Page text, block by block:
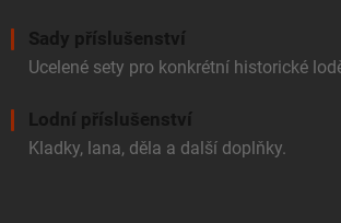
Sady příslušenství
Ucelené sety pro konkrétní historické
Lodní příslušenství
Kladky, lana, děla a další doplňky.